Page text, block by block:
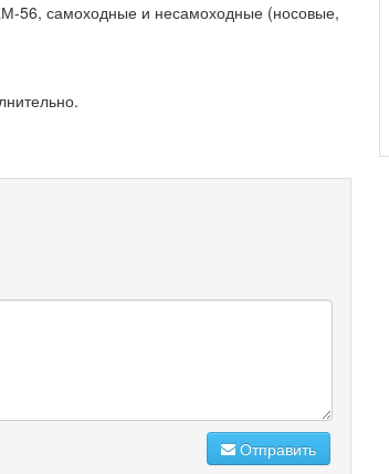
56, самоходные и несамоходные (носовые,
Отправить